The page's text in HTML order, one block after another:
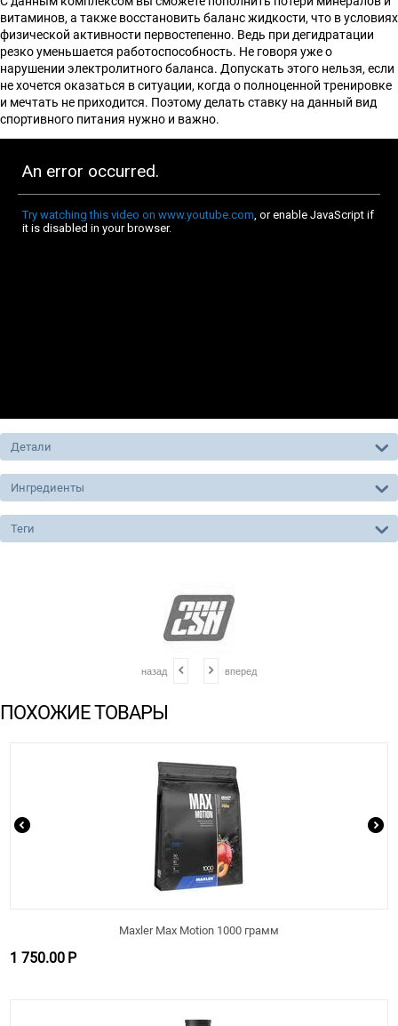
витаминов, а также восстановить баланс жидкости, что в условиях
физической активности первостепенно. Ведь при дегидратации
резко уменьшается работоспособность. Не говоря уже о
нарушении электролитного баланса. Допускать этого нельзя, если
не хочется оказаться в ситуации, когда о полноценной тренировке
и мечтать не приходится. Поэтому делать ставку на данный вид
спортивного питания нужно и важно.
Детали
Ингредиенты
Теги
назад вперед
ПОХОЖИЕ ТОВАРЫ
Maxler Max Motion 1000 грамм
1 750.00 Р